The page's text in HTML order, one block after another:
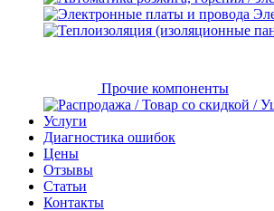
Прочие компоненты
Услуги
Диагностика ошибок
Цены
Отзывы
Статьи
Контакты